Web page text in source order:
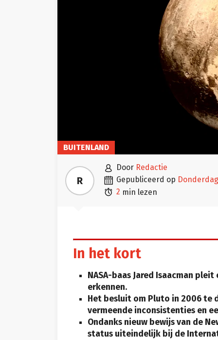
BUITENLAND
R
 door Redactie
 gepubliceerd op
 2 min lezen
In het kort
NASA-baas Jared Isaacman
erkennen.
Het besluit om Pluto in 2006 te
vermeende inconsistenties en
Ondanks nieuw bewijs van de
status uiteindelijk bij de